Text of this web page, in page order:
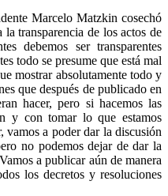
Marcelo Matzkin cosechó
transparencia de los actos de
debemos ser transparentes
todo se presume que está mal
mostrar absolutamente todo y
que después de publicado en
hacer, pero si hacemos las
y con tomar lo que estamos
vamos a poder dar la discusión
no podemos dejar de dar la
a publicar aún de manera
los decretos y resoluciones